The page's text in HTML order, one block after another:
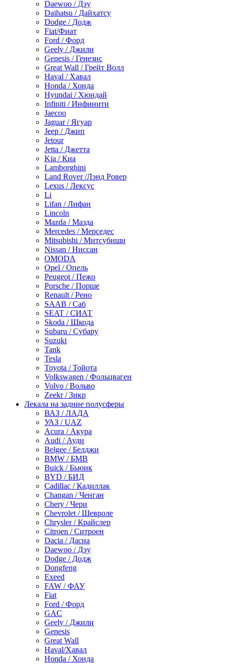
Daewoo / Дэу
Daihatsu / Дайхатсу
Dodge / Додж
Fiat/Фиат
Ford / Форд
Geely / Джили
Genesis / Генезис
Great Wall / Грейт Волл
Haval / Хавал
Honda / Хонда
Hyundai / Хюндай
Infiniti / Инфинити
Jaecoo
Jaguar / Ягуар
Jeep / Джип
Jetour
Jetta / Джетта
Kia / Киа
Lamborghini
Land Rover /Лэнд Ровер
Lexus / Лексус
Li
Lifan / Лифан
Lincoln
Mazda / Мазда
Mercedes / Мерседес
Mitsubishi / Митсубиши
Nissan / Ниссан
OMODA
Opel / Опель
Peugeot / Пежо
Porsche / Порше
Renault / Рено
SAAB / Саб
SEAT / СИАТ
Skoda / Шкода
Subaru / Субару
Suzuki
Tank
Tesla
Toyota / Тойота
Volkswagen / Фольцваген
Volvo / Вольво
Zeekr / Зикр
Лекала на задние полусферы
ВАЗ / ЛАДА
УАЗ / UAZ
Acura / Акура
Audi / Ауди
Belgee / Белджи
BMW / БМВ
Buick / Бьюик
BYD / БИД
Cadillac / Кадиллак
Changan / Ченган
Chery / Чери
Chevrolet / Шевроле
Chrysler / Крайслер
Citroen / Ситроен
Dacia / Дасиа
Daewoo / Дэу
Dodge / Додж
Dongfeng
Exeed
FAW / ФАУ
Fiat
Ford / Форд
GAC
Geely / Джили
Genesis
Great Wall
Haval/Хавал
Honda / Хонда